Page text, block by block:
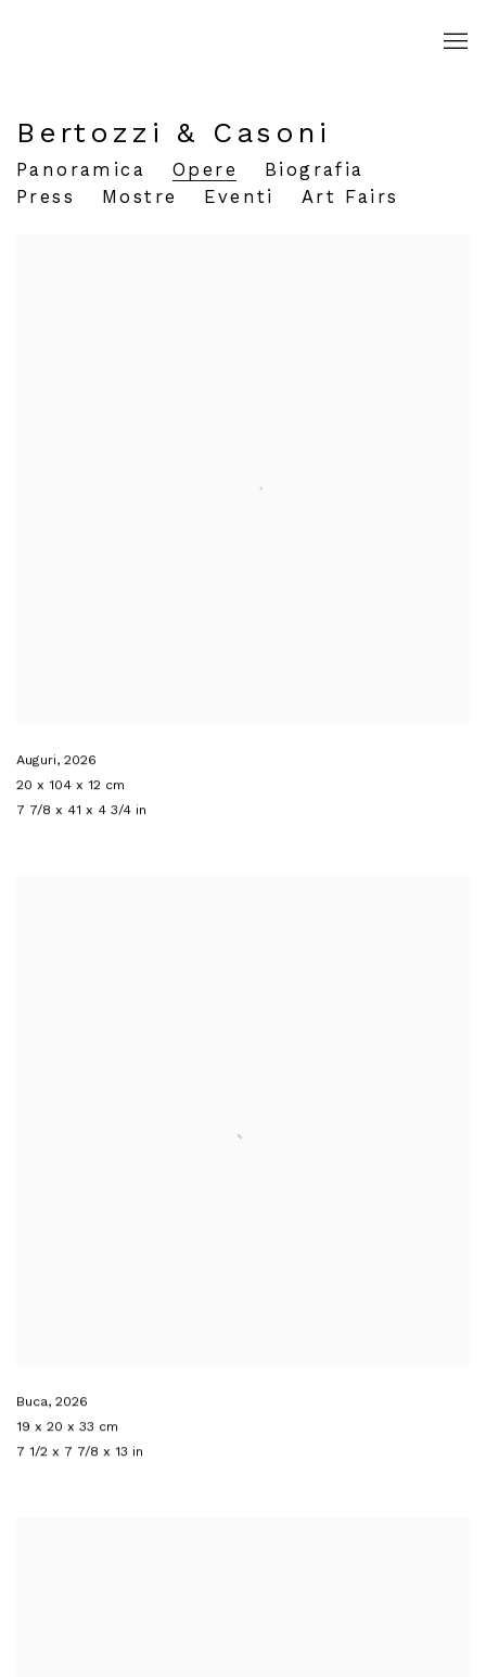
Bertozzi & Casoni
Panoramica Opere
Biografia
Press
Mostre Eventi Art Fairs
Auguri, 2026
20 x 104 x 12 cm
7 7/8 x 41 x 4 3/4 in
Buca, 2026
19 x 20 x 33 cm
7 1/2 x 7 7/8 x 13 in